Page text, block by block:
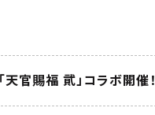
賜福 貮」コラボ開催！